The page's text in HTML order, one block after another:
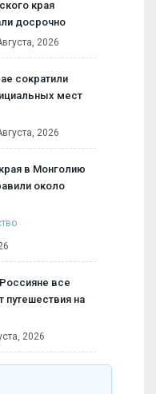
края
досрочно
2026
сократили
мест
2026
в Монголию
около
все
на
2026